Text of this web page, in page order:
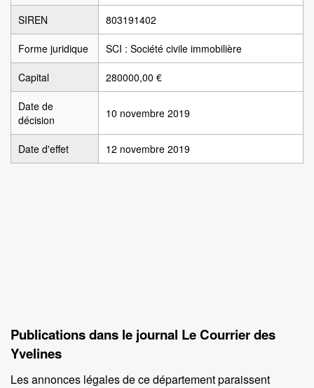
SIREN 803191402
Forme juridique SCI : Société civile immobilière
Capital 280000,00 €
Date de
décision
10 novembre 2019
Date d'effet 12 novembre 2019
Publications dans le journal Le Courrier des
Yvelines
Les annonces légales de ce département paraissent